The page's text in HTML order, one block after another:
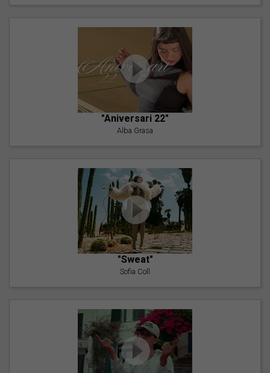
"Aniversari 22"
Alba Grasa
"Sweat"
Sofia Coll